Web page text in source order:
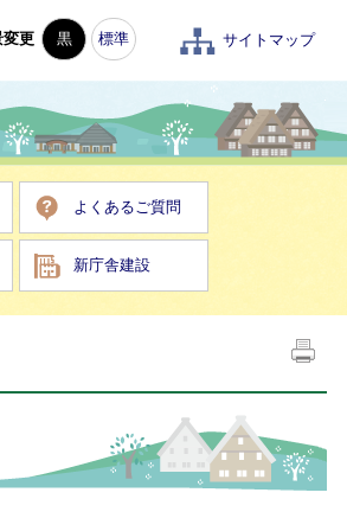
変更 黒 標準 サイトマップ
よくあるご質問
新庁舎建設